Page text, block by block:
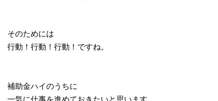
そのためには
行動！行動！行動！ですね。
補助金ハイのうちに